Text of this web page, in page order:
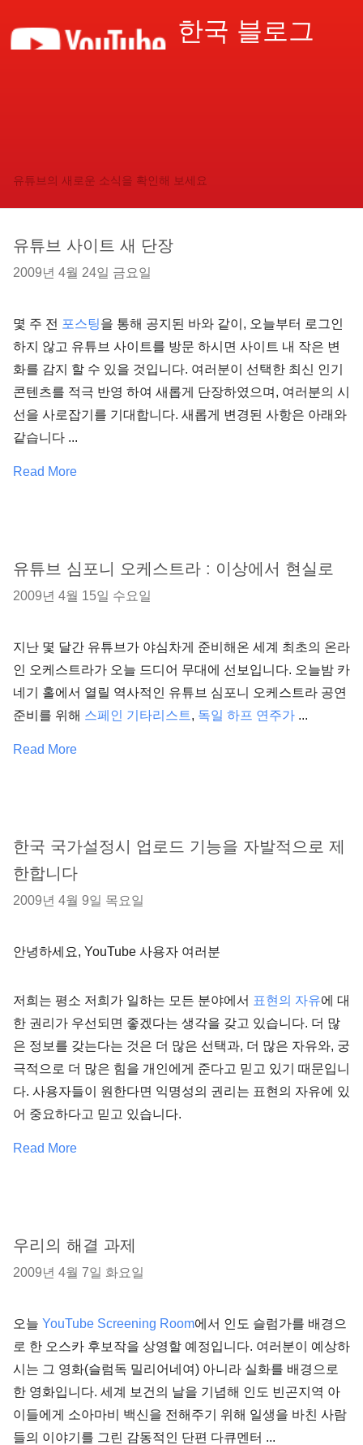
한국 블로그
유튜브의 새로운 소식을 확인해 보세요
유튜브 사이트 새 단장
2009년 4월 24일 금요일
몇 주 전 포스팅을 통해 공지된 바와 같이, 오늘부터 로그인
하지 않고 유튜브 사이트를 방문 하시면 사이트 내 작은 변
화를 감지 할 수 있을 것입니다. 여러분이 선택한 최신 인기
콘텐츠를 적극 반영 하여 새롭게 단장하였으며, 여러분의 시
선을 사로잡기를 기대합니다. 새롭게 변경된 사항은 아래와
같습니다 ...
Read More
유튜브 심포니 오케스트라 : 이상에서 현실로
2009년 4월 15일 수요일
지난 몇 달간 유튜브가 야심차게 준비해온 세계 최초의 온라
인 오케스트라가 오늘 드디어 무대에 선보입니다. 오늘밤 카
네기 홀에서 열릴 역사적인 유튜브 심포니 오케스트라 공연
준비를 위해 스페인 기타리스트 , 독일 하프 연주가 ...
Read More
한국 국가설정시 업로드 기능을 자발적으로 제
한합니다
2009년 4월 9일 목요일
안녕하세요, YouTube 사용자 여러분
저희는 평소 저희가 일하는 모든 분야에서 표현의 자유에 대
한 권리가 우선되면 좋겠다는 생각을 갖고 있습니다. 더 많
은 정보를 갖는다는 것은 더 많은 선택과, 더 많은 자유와, 궁
극적으로 더 많은 힘을 개인에게 준다고 믿고 있기 때문입니
다. 사용자들이 원한다면 익명성의 권리는 표현의 자유에 있
어 중요하다고 믿고 있습니다.
Read More
우리의 해결 과제
2009년 4월 7일 화요일
오늘 YouTube Screening Room에서 인도 슬럼가를 배경으
로 한 오스카 후보작을 상영할 예정입니다. 여러분이 예상하
시는 그 영화(슬럼독 밀리어네여) 아니라 실화를 배경으로
한 영화입니다. 세계 보건의 날을 기념해 인도 빈곤지역 아
이들에게 소아마비 백신을 전해주기 위해 일생을 바친 사람
들의 이야기를 그린 감동적인 단편 다큐멘터 ...